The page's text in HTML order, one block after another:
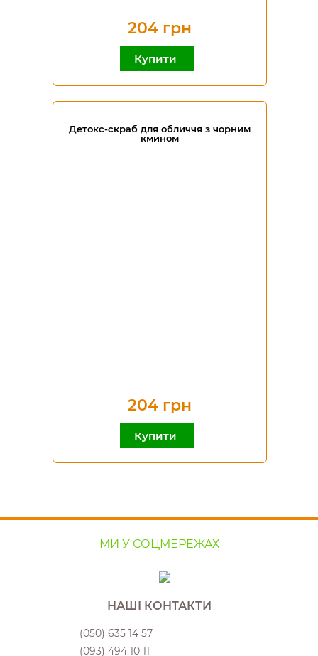
204 грн
Купити
Детокс-скраб для обличчя з чорним
кмином
204 грн
Купити
МИ У СОЦМЕРЕЖАХ
НАШІ КОНТАКТИ
(050) 635 14 57
(093) 494 10 11